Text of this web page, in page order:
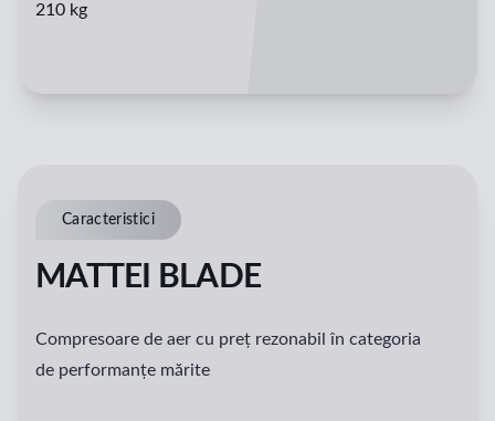
210 kg
Caracteristici
MATTEI BLADE
Compresoare de aer cu preț rezonabil în categoria
de performanțe mărite